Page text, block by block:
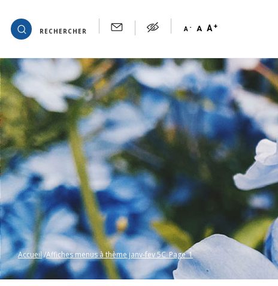
RECHERCHER A - A A+
Accueil Affiches menus à thème janv-fev 5C_Page_1